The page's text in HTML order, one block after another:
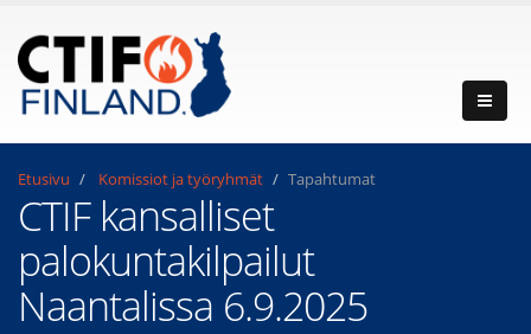
Etusivu Komissiot ja työryhmät Tapahtumat
CTIF kansalliset
palokuntakilpailut
Naantalissa 6.9.2025